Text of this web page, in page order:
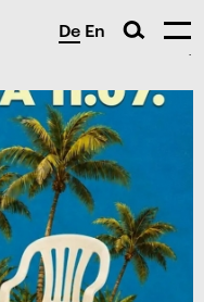
De En